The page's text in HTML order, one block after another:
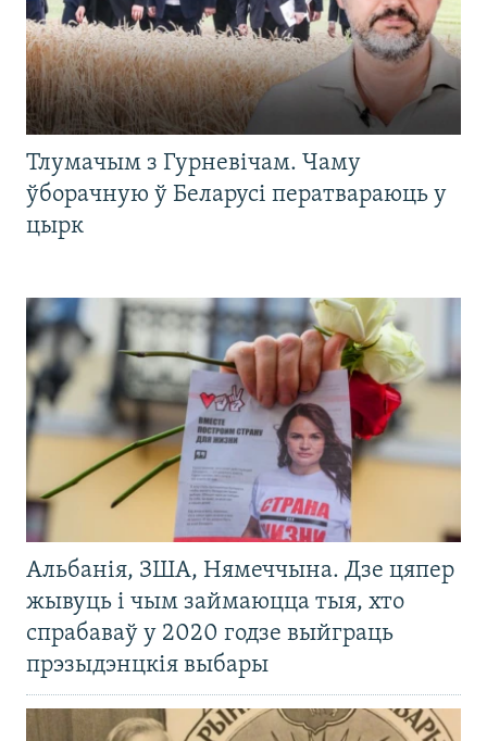
Тлумачым з Гурневічам. Чаму
ўборачную ў Беларусі ператвараюць у
цырк
Альбанія, ЗША, Нямеччына. Дзе цяпер
жывуць і чым займаюцца тыя, хто
спрабаваў у 2020 годзе выйграць
прэзыдэнцкія выбары